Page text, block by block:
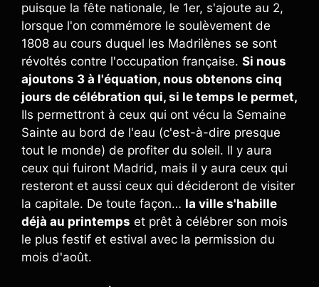
puisque la fête nationale, le 1er, s'ajoute au 2,
lorsque l'on commémore le soulèvement de
1808 au cours duquel les Madrilènes se sont
révoltés contre l'occupation française. Si nous
ajoutons 3 à l'équation, nous obtenons cinq
jours de célébration qui, si le temps le permet,
Ils permettront à ceux qui ont vécu la Semaine
Sainte au bord de l'eau (c'est-à-dire presque
tout le monde) de profiter du soleil. Il y aura
ceux qui fuiront Madrid, mais il y aura ceux qui
resteront et aussi ceux qui décideront de visiter
la capitale. De toute façon… la ville s'habille
déjà au printemps et prêt à célébrer son mois
le plus festif et estival avec la permission du
mois d'août.